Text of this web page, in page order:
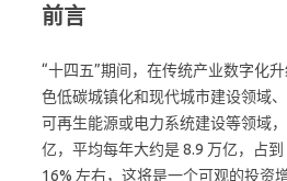
前言
“十四五”期间，在传统产业数字化
色低碳城镇化和现代城市建设领域
可再生能源或电力系统建设等领域
亿，平均每年大约是 8.9 万亿，占
16% 左右，这将是一个可观的投资